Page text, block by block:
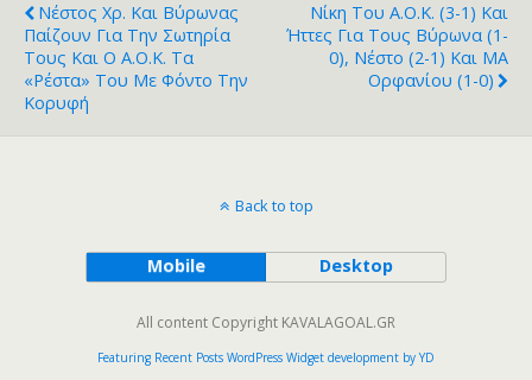
Νέστος Χρ. Και Βύρωνας
Παίζουν Για Την Σωτηρία
Τους Και Ο Α.Ο.Κ. Τα
«ρέστα» Του Με Φόντο Την
Κορυφή
Νίκη Του Α.Ο.Κ. (3-1) Και
Ήττες Για Τους Βύρωνα (1-
0), Νέστο (2-1) Και ΜΑ
Ορφανίου (1-0)
Back to top
Mobile Desktop
All content Copyright KAVALAGOAL.GR
Featuring Recent Posts WordPress Widget development by YD